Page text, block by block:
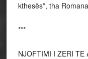
kthesës”, tha
***
NJOFTIMI I ZERI TE